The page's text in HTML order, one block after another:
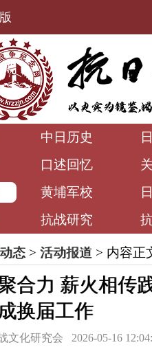
中日历史
口述回忆
黄埔军校
抗战研究
态 > 活动报道 > 内容正
合力 薪火相
换届工作
文化研究会 2026-05-16